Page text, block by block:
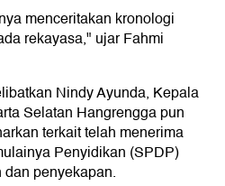
menceritakan kronologi
rekayasa," ujar Fahmi
Nindy Ayunda, Kepala
Selatan Hangrengga pun
terkait telah menerima
Penyidikan (SPDP)
penyekapan.